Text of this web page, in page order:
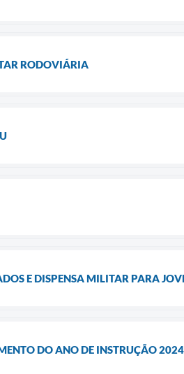
RODOVIÁRIA
E DISPENSA MILITAR PARA
DO ANO DE INSTRUÇÃO